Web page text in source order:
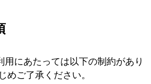
用にあたっては以下の制約があり
めご了承ください。